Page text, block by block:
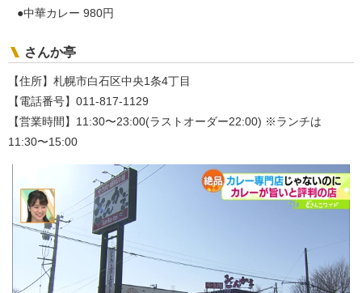
●中華カレー 980円
さんか亭
【住所】札幌市白石区中央1条4丁目
【電話番号】011-817-1129
【営業時間】11:30〜23:00(ラストオーダー22:00) ※ランチは
11:30〜15:00